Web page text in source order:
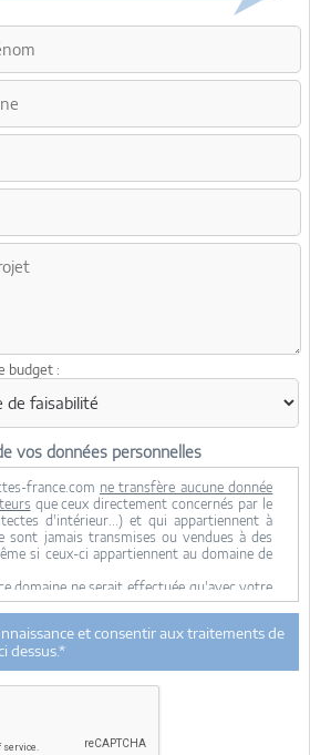
budget :
vos données personnelles
france.com ne transfère aucune donnée
que ceux directement concernés par le
d'intérieur...) et qui appartiennent à
sont jamais transmises ou vendues à des
si ceux-ci appartiennent au domaine de
domaine ne serait effectuée qu'avec votre
personnelles soient collectées pour
france de transférer votre projet aux
france, ses équipes internes et la
par le projet y ont accès. Aucune
à des tiers à l'exclusion de ceux décrits ci
seront uniquement utilisées par
les architectes de notre réseau dans le
et consentir aux traitements de
dessus.*